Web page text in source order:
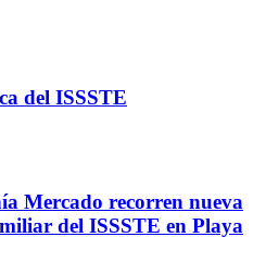
del ISSSTE
Mercado recorren nueva
del ISSSTE en Playa